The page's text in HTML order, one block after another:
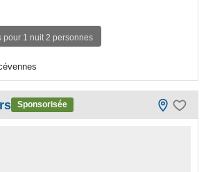
pour 1 nuit 2 personnes
Sponsorisée